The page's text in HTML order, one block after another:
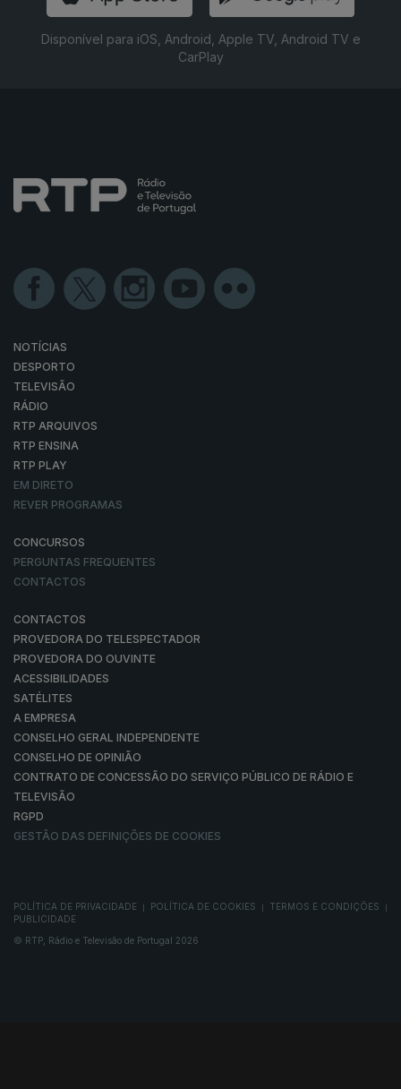
Disponível para iOS, Android, Apple TV, Android TV e
CarPlay
NOTÍCIAS
DESPORTO
TELEVISÃO
RÁDIO
RTP ARQUIVOS
RTP ENSINA
RTP PLAY
EM DIRETO
REVER PROGRAMAS
CONCURSOS
PERGUNTAS FREQUENTES
CONTACTOS
CONTACTOS
PROVEDORA DO TELESPECTADOR
PROVEDORA DO OUVINTE
ACESSIBILIDADES
SATÉLITES
A EMPRESA
CONSELHO GERAL INDEPENDENTE
CONSELHO DE OPINIÃO
CONTRATO DE CONCESSÃO DO SERVIÇO PÚBLICO DE RÁDIO E
TELEVISÃO
RGPD
GESTÃO DAS DEFINIÇÕES DE COOKIES
POLÍTICA DE PRIVACIDADE POLÍTICA DE COOKIES TERMOS E CONDIÇÕES
PUBLICIDADE
© RTP, Rádio e Televisão de Portugal 2026